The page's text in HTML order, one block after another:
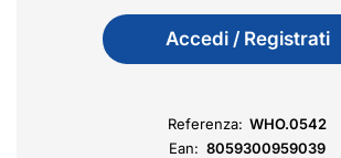
Accedi / Registrati
Referenza: WHO.0542
Ean: 8059300959039